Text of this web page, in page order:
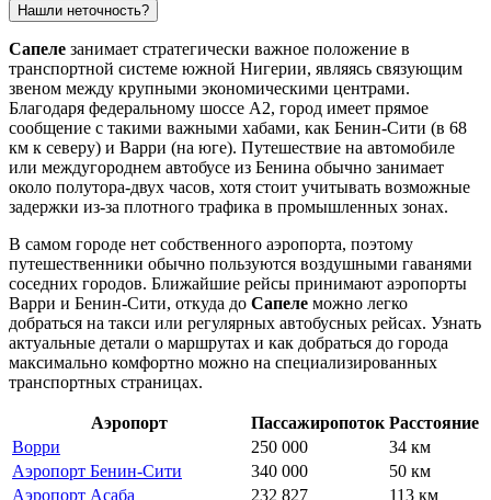
Нашли неточность?
Сапеле занимает стратегически важное положение в
транспортной системе южной Нигерии, являясь связующим
звеном между крупными экономическими центрами.
Благодаря федеральному шоссе A2, город имеет прямое
сообщение с такими важными хабами, как Бенин-Сити (в 68
км к северу) и Варри (на юге). Путешествие на автомобиле
или междугороднем автобусе из Бенина обычно занимает
около полутора-двух часов, хотя стоит учитывать возможные
задержки из-за плотного трафика в промышленных зонах.
В самом городе нет собственного аэропорта, поэтому
путешественники обычно пользуются воздушными гаванями
соседних городов. Ближайшие рейсы принимают аэропорты
Варри и Бенин-Сити, откуда до Сапеле можно легко
добраться на такси или регулярных автобусных рейсах. Узнать
актуальные детали о маршрутах и как добраться до города
максимально комфортно можно на специализированных
транспортных страницах.
Аэропорт Пассажиропоток Расстояние
Ворри
250 000
34 км
Аэропорт Бенин-Сити
340 000
50 км
Аэропорт Асаба
232 827 113 км